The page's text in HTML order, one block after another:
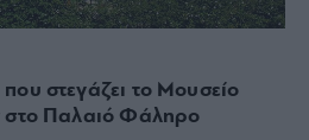
στεγάζει το Μουσείο
στο Παλαιό Φάληρο